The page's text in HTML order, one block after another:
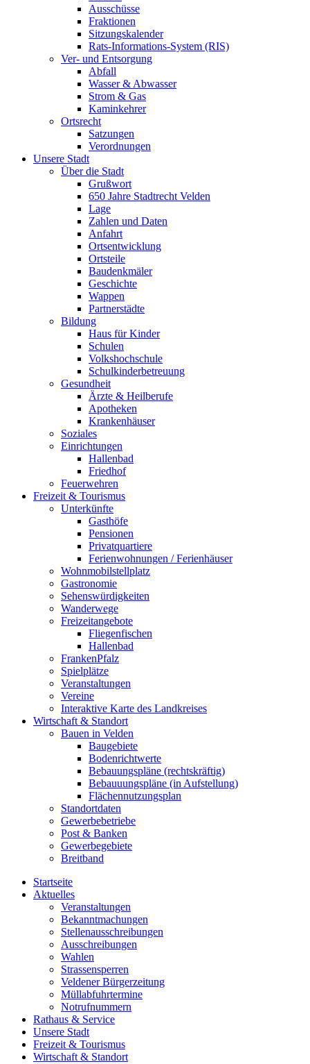
Ausschüsse
Fraktionen
Sitzungskalender
Rats-Informations-System (RIS)
Ver- und Entsorgung
Abfall
Wasser & Abwasser
Strom & Gas
Kaminkehrer
Ortsrecht
Satzungen
Verordnungen
Unsere Stadt
Über die Stadt
Grußwort
650 Jahre Stadtrecht Velden
Lage
Zahlen und Daten
Anfahrt
Ortsentwicklung
Ortsteile
Baudenkmäler
Geschichte
Wappen
Partnerstädte
Bildung
Haus für Kinder
Schulen
Volkshochschule
Schulkinderbetreuung
Gesundheit
Ärzte & Heilberufe
Apotheken
Krankenhäuser
Soziales
Einrichtungen
Hallenbad
Friedhof
Feuerwehren
Freizeit & Tourismus
Unterkünfte
Gasthöfe
Pensionen
Privatquartiere
Ferienwohnungen / Ferienhäuser
Wohnmobilstellplatz
Gastronomie
Sehenswürdigkeiten
Wanderwege
Freizeitangebote
Fliegenfischen
Hallenbad
FrankenPfalz
Spielplätze
Veranstaltungen
Vereine
Interaktive Karte des Landkreises
Wirtschaft & Standort
Bauen in Velden
Baugebiete
Bodenrichtwerte
Bebauungspläne (rechtskräftig)
Bebauuungspläne (in Aufstellung)
Flächennutzungsplan
Standortdaten
Gewerbebetriebe
Post & Banken
Gewerbegebiete
Breitband
Startseite
Aktuelles
Veranstaltungen
Bekanntmachungen
Stellenausschreibungen
Ausschreibungen
Wahlen
Strassensperren
Veldener Bürgerzeitung
Müllabfuhrtermine
Notrufnummern
Rathaus & Service
Unsere Stadt
Freizeit & Tourismus
Wirtschaft & Standort